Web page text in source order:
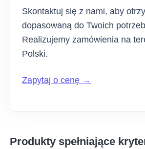
Skontaktuj się z nami, aby
dopasowaną do Twoich
Realizujemy zamówienia na
Polski.
Zapytaj o cenę →
Produkty spełniające